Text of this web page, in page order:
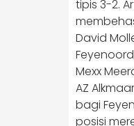
tipis 3-2.​
David
Mexx
AZ
bagi
posisi